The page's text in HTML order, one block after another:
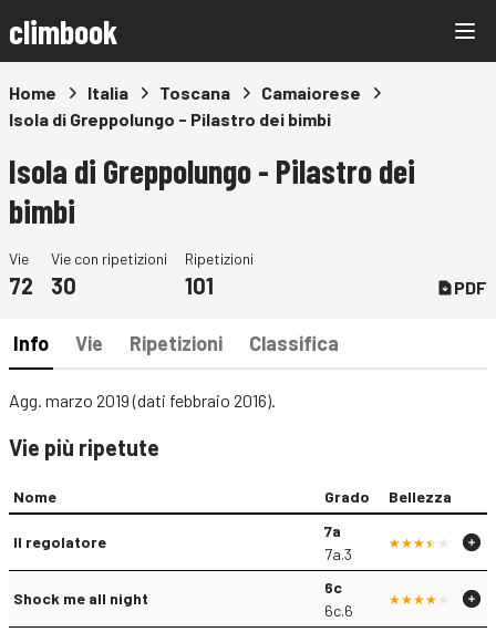
climbook
Home Italia Toscana
Camaiorese
Isola di Greppolungo - Pilastro dei bimbi
Isola di Greppolungo - Pilastro dei
bimbi
Vie
72
Vie con ripetizioni
30
Ripetizioni
101 PDF
Info Vie Ripetizioni Classifica
Agg. marzo 2019 (dati febbraio 2016).
Vie più ripetute
Nome Grado Bellezza
Il regolatore
7a
7a.3
Shock me all night
6c
6c.6